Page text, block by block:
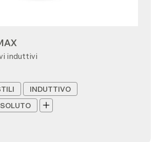
induttivi
INDUTTIVO